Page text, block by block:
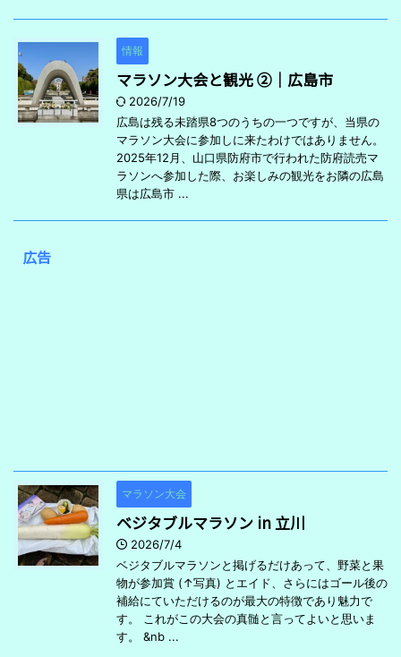
情報
マラソン大会と観光 ②｜広島市
2026/7/19
広島は残る未踏県8つのうちの一つですが、当県の
マラソン大会に参加しに来たわけではありません。
2025年12月、山口県防府市で行われた防府読売マ
ラソンへ参加した際、お楽しみの観光をお隣の広島
県は広島市 ...
広告
マラソン大会
ベジタブルマラソン in 立川
2026/7/4
ベジタブルマラソンと掲げるだけあって、野菜と果
物が参加賞 (↑写真) とエイド、さらにはゴール後の
補給にていただけるのが最大の特徴であり魅力で
す。 これがこの大会の真髄と言ってよいと思いま
す。 &nb ...